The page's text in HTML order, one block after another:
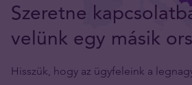
Szeretne
velünk egy másik
Hisszük, hogy az ügyfeleink a